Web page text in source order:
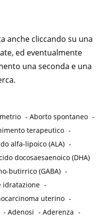
anche cliccando su una
ed eventualmente
una seconda e una
-Aborto spontaneo -
terapeutico -
alfa-lipoico (ALA) -
docosaesaenoico (DHA)
butirrico (GABA) -
idratazione -
uterino -
-Adenosi -Aderenza -